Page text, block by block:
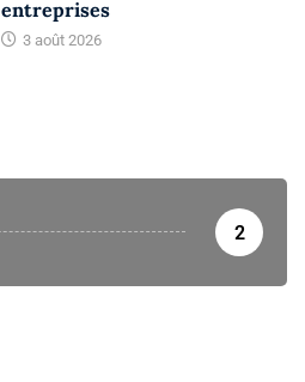
entreprises
3 août 2026
2